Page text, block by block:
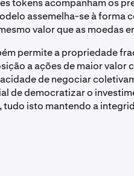
tokens acompanham os
assemelha-se à forma
valor que as moedas
permite a propriedade
a ações de maior valor
de negociar
de democratizar o
tudo isto mantendo a